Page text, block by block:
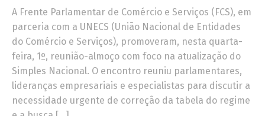
A Frente Parlamentar de Comércio e Serviços (FCS), em
parceria com a UNECS (União Nacional de Entidades
do Comércio e Serviços), promoveram, nesta quarta-
feira, 1º, reunião-almoço com foco na atualização do
Simples Nacional. O encontro reuniu parlamentares,
lideranças empresariais e especialistas para discutir a
necessidade urgente de correção da tabela do regime